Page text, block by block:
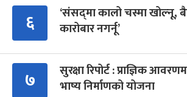
६
‘संसद्‍मा कालो चस्मा खोल्नू,
कारोबार नगर्नू’
७
सुरक्षा रिपोर्ट : प्राज्ञिक
भाष्य निर्माणको योजना